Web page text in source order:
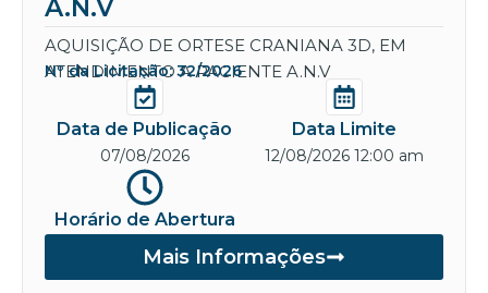
A.N.V
AQUISIÇÃO DE ORTESE CRANIANA 3D, EM
ATENDIMENTO A PACIENTE A.N.V
Nº da Licitação: 32/2026
Data de Publicação
07/08/2026
Data Limite
12/08/2026 12:00 am
Horário de Abertura
Mais Informações